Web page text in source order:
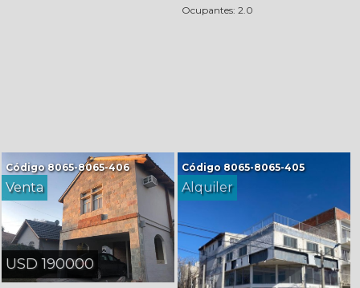
Ocupantes: 2.0
Código 8065-8065-406
Venta
USD 190000
Código 8065-8065-405
Alquiler